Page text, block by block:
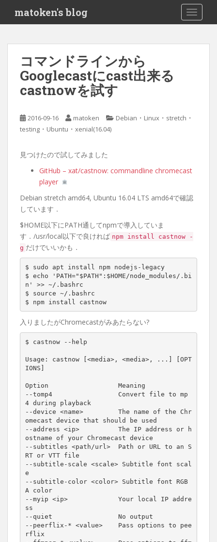
i
matoken's blog
コマンドラインから
Googlecastにcast出来る
castnowを試す
2016-09-16 matoken Debian ・ Linux ・ stretch ・
testing ・ Ubuntu ・ xenial(16.04)
見つけたので試してみました
GitHub – xat/castnow: commandline chromecast
player
Debian stretch amd64, Ubuntu 16.04 LTS amd64で確認
しています．
$HOME以下にPATH通してnpmで導入していま
す．/usr/local以下で良ければ npm install castnow -
g だけでいいかも．
$ sudo apt install npm nodejs-legacy
$ echo 'PATH="$PATH":$HOME/node_modules/.bi
n' >> ~/.bashrc
$ source ~/.bashrc
$ npm install castnow
入りましたがChromecastがみあたらない?
$ castnow --help
Usage: castnow [<media>, <media>, ...] [OPT
IONS]
Option                  Meaning
--tomp4                 Convert file to mp
4 during playback
--device <name>         The name of the Chr
omecast device that should be used
--address <ip>          The IP address or h
ostname of your Chromecast device
--subtitles <path/url>  Path or URL to an S
RT or VTT file
--subtitle-scale <scale> Subtitle font scal
e
--subtitle-color <color> Subtitle font RGB
A color
--myip <ip>             Your local IP addre
ss
--quiet                 No output
--peerflix-* <value>    Pass options to pee
rflix